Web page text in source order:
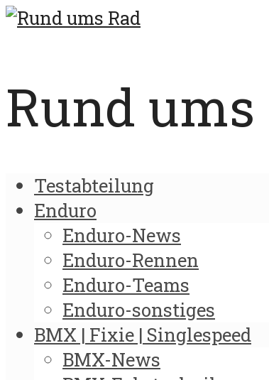
Rund
Testabteilung
Enduro
Enduro-News
Enduro-Rennen
Enduro-Teams
Enduro-sonstiges
BMX | Fixie | Singlespeed
BMX-News